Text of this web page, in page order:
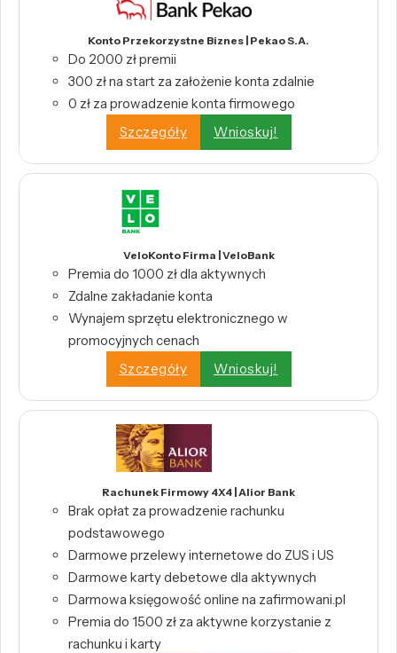
Konto Przekorzystne Biznes | Pekao S.A.
Do 2000 zł premii
300 zł na start za założenie konta zdalnie
0 zł za prowadzenie konta firmowego
Szczegóły
Wnioskuj!
VeloKonto Firma | VeloBank
Premia do 1000 zł dla aktywnych
Zdalne zakładanie konta
Wynajem sprzętu elektronicznego w
promocyjnych cenach
Szczegóły
Wnioskuj!
Rachunek Firmowy 4X4 | Alior Bank
Brak opłat za prowadzenie rachunku
podstawowego
Darmowe przelewy internetowe do ZUS i US
Darmowe karty debetowe dla aktywnych
Darmowa księgowość online na zafirmowani.pl
Premia do 1500 zł za aktywne korzystanie z
rachunku i karty